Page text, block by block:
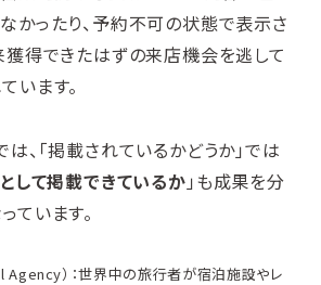
かったり、予約不可の状態で表示さ
獲得できたはずの来店機会を逃して
います。
、「掲載されているかどうか」では
して掲載できているか 」も成果を分
ています。
）：世界中の旅行者が宿泊施設やレ